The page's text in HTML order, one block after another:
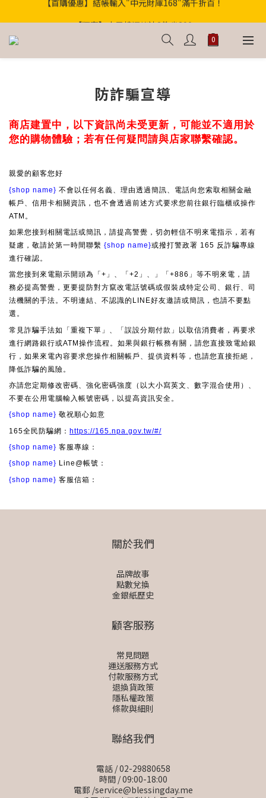
【獨家】中元轉運祕法2件省200
歡迎光臨！新會員贈100購物金
防詐騙宣導
商店建置中，以下資訊尚未受更新，可能並不適用於
您的購物體驗；若有任何疑問請與店家聯繫確認。
親愛的顧客您好
{shop name} 不會以任何名義、理由透過簡訊、電話向您索取相關金融
帳戶、信用卡相關資訊，也不會透過前述方式要求您前往銀行臨櫃或操作
ATM。
如果您接到相關電話或簡訊，請提高警覺，切勿輕信不明來電指示，若有
疑慮，敬請於第一時間聯繫 {shop name}或撥打警政署 165 反詐騙專線
進行確認。
當您接到來電顯示開頭為「+」、「+2」、」「+886」等不明來電，請
務必提高警覺，更要提防對方竄改電話號碼或假裝成特定公司、銀行、司
法機關的手法。不明連結、不認識的LINE好友邀請或簡訊，也請不要點
選。
常見詐騙手法如「重複下單」、「誤設分期付款」以取信消費者，再要求
進行網路銀行或ATM操作流程。如果與銀行帳務有關，請您直接致電給銀
行，如果來電內容要求您操作相關帳戶、提供資料等，也請您直接拒絕，
降低詐騙的風險。
亦請您定期修改密碼、強化密碼強度（以大小寫英文、數字混合使用）、
不要在公用電腦輸入帳號密碼，以提高資訊安全。
{shop name} 敬祝順心如意
165全民防騙網： https://165.npa.gov.tw/#/
{shop name} 客服專線：
{shop name} Line@帳號：
{shop name} 客服信箱：
關於我們
品牌故事
點數兌換
金銀紙歷史
顧客服務
常見問題
運送服務方式
付款服務方式
退換貨政策
隱私權政策
條款與細則
聯絡我們
電話 / 02-29880658
時間 / 09:00-18:00
電郵 /service@blessingday.me